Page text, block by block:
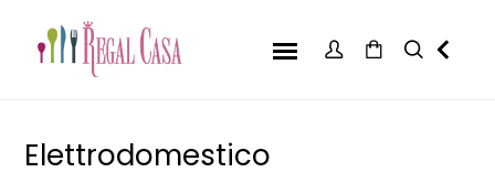
Elettrodomestico